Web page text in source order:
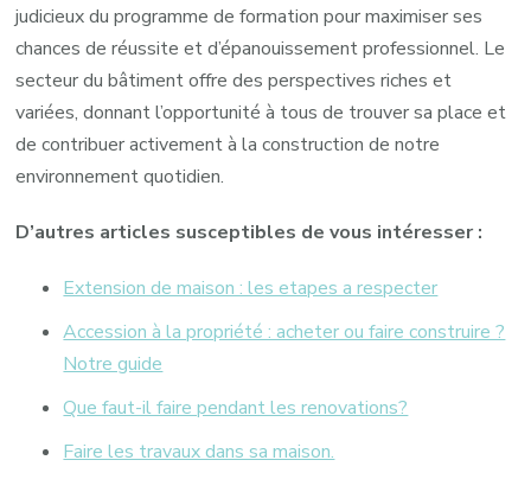
judicieux du programme de formation pour maximiser ses
chances de réussite et d’épanouissement professionnel. Le
secteur du bâtiment offre des perspectives riches et
variées, donnant l’opportunité à tous de trouver sa place et
de contribuer activement à la construction de notre
environnement quotidien.
D’autres articles susceptibles de vous intéresser :
Extension de maison : les etapes a respecter
Accession à la propriété : acheter ou faire construire ?
Notre guide
Que faut-il faire pendant les renovations?
Faire les travaux dans sa maison.